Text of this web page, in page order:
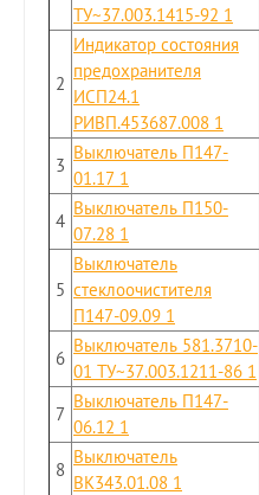
ТУ~37.003.1415-92 1
2
Индикатор состояния
предохранителя
ИСП24.1
РИВП.453687.008 1
3
Выключатель П147-
01.17 1
4
Выключатель П150-
07.28 1
5
Выключатель
стеклоочистителя
П147-09.09 1
6
Выключатель 581.3710-
01 ТУ~37.003.1211-86 1
7
Выключатель П147-
06.12 1
8
Выключатель
ВК343.01.08 1